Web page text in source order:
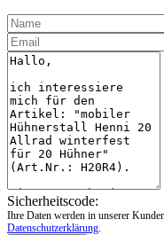
Sicherheitscode:
Ihre Daten werden in unserer
Datenschutzerklärung.